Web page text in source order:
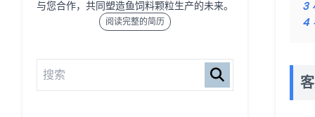
与您合作，共同塑造鱼饲料颗粒生产的未来。
阅读完整的简历
3
4